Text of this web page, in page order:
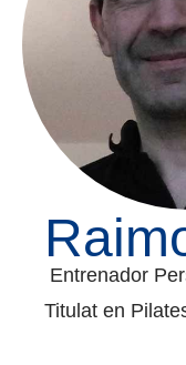
Entrenador
Titulat en